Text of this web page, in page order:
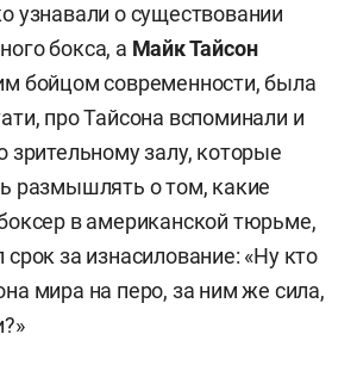
узнавали о существовании
бокса, а Майк Тайсон
бойцом современности, была
про Тайсона вспоминали и
зрительному залу, которые
размышлять о том, какие
в американской тюрьме,
за изнасилование: «Ну кто
мира на перо, за ним же сила,